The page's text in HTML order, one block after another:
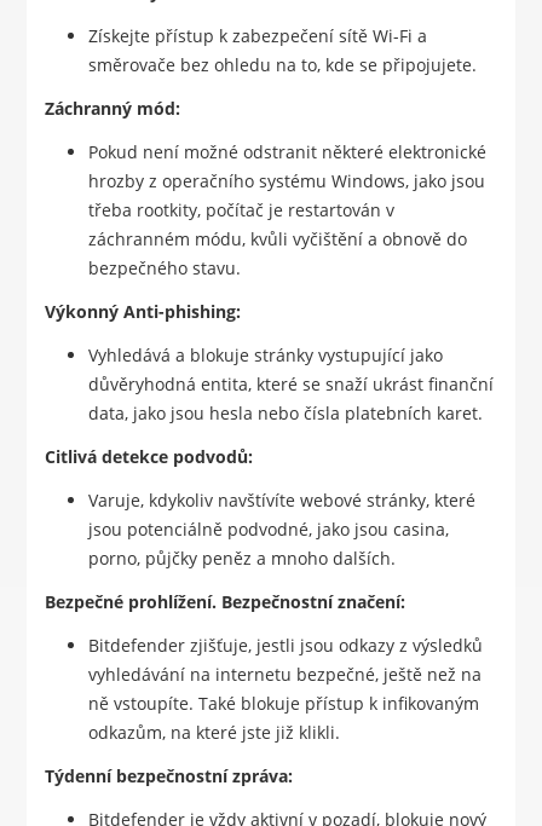
Získejte přístup k zabezpečení sítě Wi-Fi a
směrovače bez ohledu na to, kde se připojujete.
Záchranný mód:
Pokud není možné odstranit některé elektronické
hrozby z operačního systému Windows, jako jsou
třeba rootkity, počítač je restartován v
záchranném módu, kvůli vyčištění a obnově do
bezpečného stavu.
Výkonný Anti-phishing:
Vyhledává a blokuje stránky vystupující jako
důvěryhodná entita, které se snaží ukrást finanční
data, jako jsou hesla nebo čísla platebních karet.
Citlivá detekce podvodů:
Varuje, kdykoliv navštívíte webové stránky, které
jsou potenciálně podvodné, jako jsou casina,
porno, půjčky peněz a mnoho dalších.
Bezpečné prohlížení. Bezpečnostní značení:
Bitdefender zjišťuje, jestli jsou odkazy z výsledků
vyhledávání na internetu bezpečné, ještě než na
ně vstoupíte. Také blokuje přístup k infikovaným
odkazům, na které jste již klikli.
Týdenní bezpečnostní zpráva:
Bitdefender je vždy aktivní v pozadí, blokuje nový